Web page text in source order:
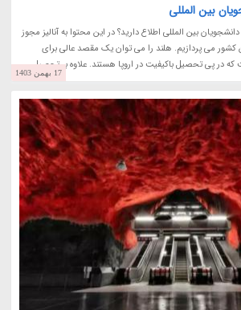
بین المللی
بین المللی اطلاع دارید؟ در این محتوا به آنالیز مجوز
کشور می پردازیم. هلند را می توان یک مقصد عالی برای
که در پی تحصیل باکیفیت در اروپا هستند. علاوه بر تحصیل،...
17 بهمن 1403